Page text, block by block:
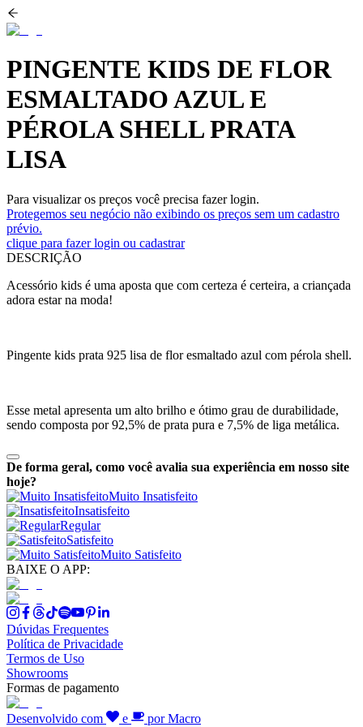
PINGENTE KIDS DE FLOR
ESMALTADO AZUL E
PÉROLA SHELL PRATA
LISA
Para visualizar os preços você precisa fazer login.
Protegemos seu negócio não exibindo os preços sem um cadastro
prévio.
clique para fazer login ou cadastrar
DESCRIÇÃO
Acessório kids é uma aposta que com certeza é certeira, a criançada
adora estar na moda!
Pingente kids prata 925 lisa de flor esmaltado azul com pérola shell.
Esse metal apresenta um alto brilho e ótimo grau de durabilidade,
sendo composta por 92,5% de prata pura e 7,5% de liga metálica.
De forma geral, como você avalia sua experiência em nosso site
hoje?
Muito Insatisfeito
Insatisfeito
Regular
Satisfeito
Muito Satisfeito
BAIXE O APP:
Dúvidas Frequentes
Política de Privacidade
Termos de Uso
Showrooms
Formas de pagamento
Desenvolvido com e
por Macro